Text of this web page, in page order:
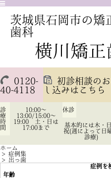
茨城県石岡市の矯
歯科
0120-
40-4118
初診相談の
し込みはこちら
診
療
時
間
10:00～
13:00/15:00～
19:00 土・日は
17:00まで
休診
基本的には木・日
祝(週によって日
診療)
ホーム
> 症例集
> 出っ歯
症例を
年齢